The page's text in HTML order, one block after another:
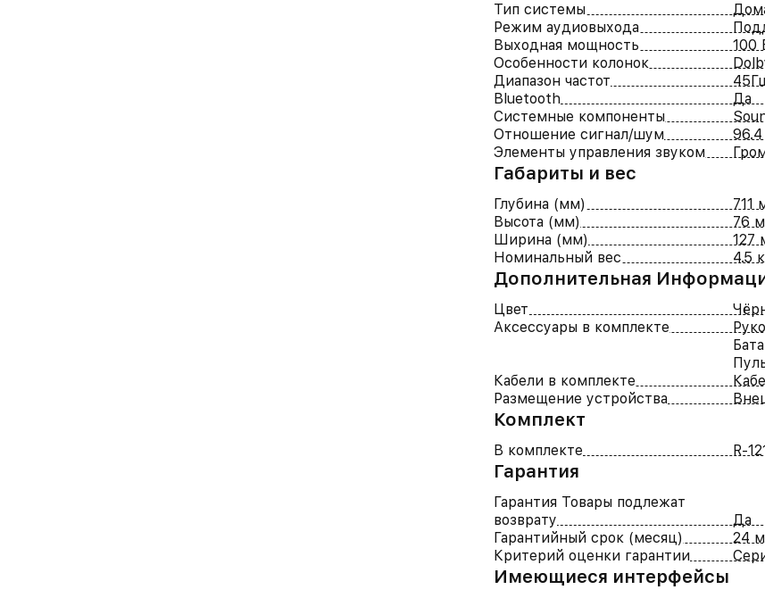
Тип системы
Режим аудиовыхода
Выходная мощность
100
Особенности колонок
Диапазон частот
Bluetooth
Да
Системные компоненты
Отношение сигнал/шум
Элементы управления звуком
Габариты и вес
Глубина (мм)
711
Высота (мм)
76
Ширина (мм)
127
Номинальный вес
4.5
Дополнительная
Цвет
Аксессуары в комплекте
Кабели в комплекте
Размещение устройства
Комплект
В комплекте R-
Гарантия
Гарантия Товары подлежат
возврату
Да
Гарантийный срок (месяц)
24
Критерий оценки гарантии
Имеющиеся интерфейсы